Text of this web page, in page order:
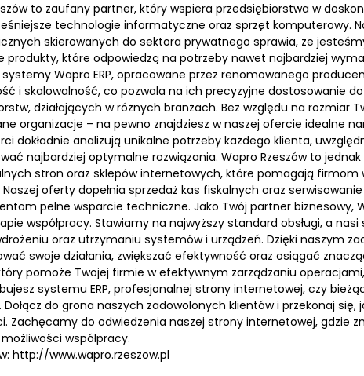
to zaufany partner, który wspiera przedsiębiorstwa w
technologie informatyczne oraz sprzęt komputerowy.
skierowanych do sektora prywatnego sprawia, że
produkty, które odpowiedzą na potrzeby nawet najbardziej
Wapro ERP, opracowane przez renomowanego
i skalowalność, co pozwala na ich precyzyjne dostosowanie
działających w różnych branżach. Bez względu na rozmiar
organizacje – na pewno znajdziesz w naszej ofercie idealne
dokładnie analizują unikalne potrzeby każdego klienta,
najbardziej optymalne rozwiązania. Wapro Rzeszów to
stron oraz sklepów internetowych, które pomagają firmom
Naszej oferty dopełnia sprzedaż kas fiskalnych oraz
pełne wsparcie techniczne. Jako Twój partner
współpracy. Stawiamy na najwyższy standard obsługi, a
oraz utrzymaniu systemów i urządzeń. Dzięki naszym
swoje działania, zwiększać efektywność oraz osiągać
pomoże Twojej firmie w efektywnym zarządzaniu
systemu ERP, profesjonalnej strony internetowej, czy
Dołącz do grona naszych zadowolonych klientów i przekonaj się,
Zachęcamy do odwiedzenia naszej strony internetowej, gdzie
współpracy.
http://www.wapro.rzeszow.pl